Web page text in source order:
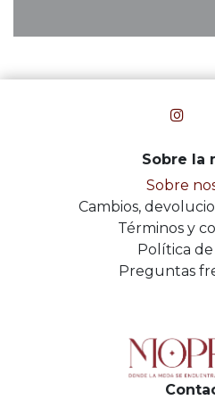
Sobre la
Sobre
Cambios,
Términos y
Política
Preguntas